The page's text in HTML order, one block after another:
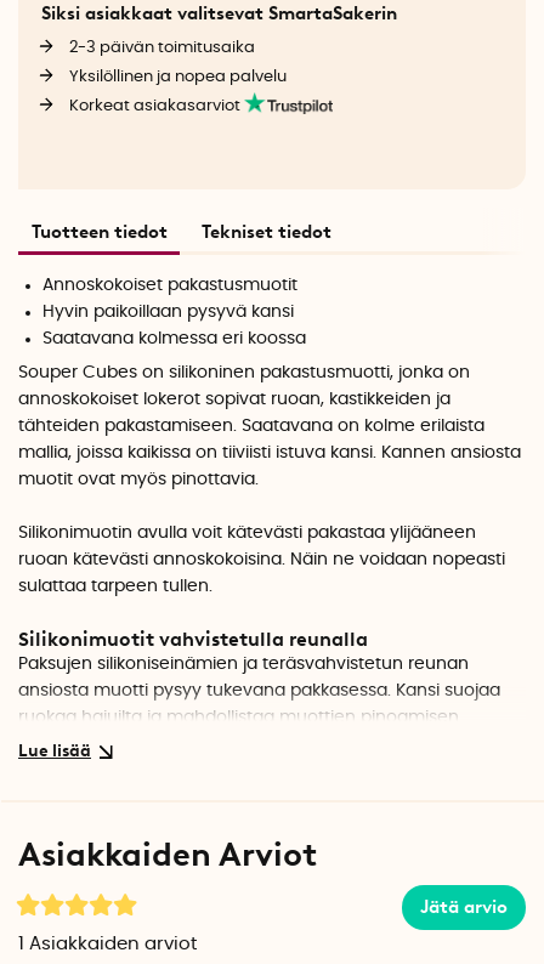
Siksi asiakkaat valitsevat SmartaSakerin
2-3 päivän toimitusaika
Yksilöllinen ja nopea palvelu
Korkeat asiakasarviot
Tuotteen tiedot Tekniset tiedot
Annoskokoiset pakastusmuotit
Hyvin paikoillaan pysyvä kansi
Saatavana kolmessa eri koossa
Souper Cubes on silikoninen pakastusmuotti, jonka on
annoskokoiset lokerot sopivat ruoan, kastikkeiden ja
tähteiden pakastamiseen. Saatavana on kolme erilaista
mallia, joissa kaikissa on tiiviisti istuva kansi. Kannen ansiosta
muotit ovat myös pinottavia.
Silikonimuotin avulla voit kätevästi pakastaa ylijääneen
ruoan kätevästi annoskokoisina. Näin ne voidaan nopeasti
sulattaa tarpeen tullen.
Silikonimuotit vahvistetulla reunalla
Paksujen silikoniseinämien ja teräsvahvistetun reunan
ansiosta muotti pysyy tukevana pakkasessa. Kansi suojaa
ruokaa hajuilta ja mahdollistaa muottien pinoamisen.
arvioimaan, paljonko ruokaa kuhunkin lokeroon mahtuu.
muotin pakastimeen.
Silikonimuottia voidaan käyttää myös leivontamuottina
Asiakkaiden Arviot
Jätä arvio
Asiakkaiden arviot